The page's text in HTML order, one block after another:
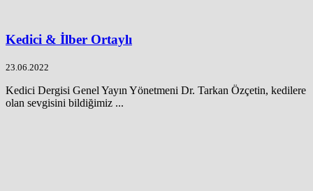
Kedici & İlber Ortaylı
23.06.2022
Kedici Dergisi Genel Yayın Yönetmeni Dr. Tarkan Özçetin, kedilere
olan sevgisini bildiğimiz ...